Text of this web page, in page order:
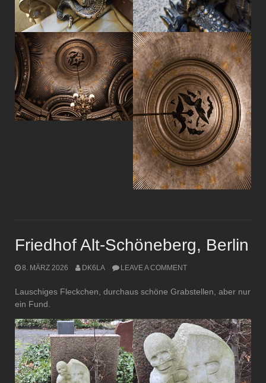
Friedhof Alt-Schöneberg, Berlin
8. MÄRZ 2026 DK6LA LEAVE A COMMENT
Lauschiges Fleckchen, durchaus schöne Grabstellen, aber nur
ein Fund.